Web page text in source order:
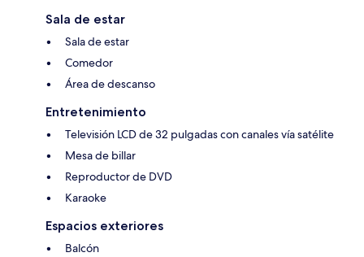
Sala de estar
Sala de estar
Comedor
Área de descanso
Entretenimiento
Televisión LCD de 32 pulgadas con canales vía satélite
Mesa de billar
Reproductor de DVD
Karaoke
Espacios exteriores
Balcón